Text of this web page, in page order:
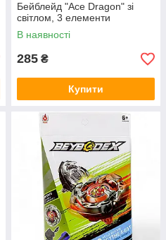
Бейблейд "Ace Dragon" зі
світлом, 3 елементи
В наявності
285 ₴
Купити